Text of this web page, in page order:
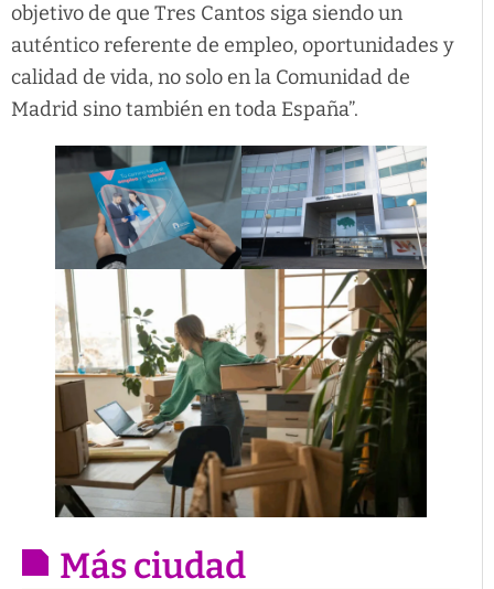
objetivo de que Tres Cantos siga siendo un
auténtico referente de empleo, oportunidades y
calidad de vida, no solo en la Comunidad de
Madrid sino también en toda España”.
Más ciudad